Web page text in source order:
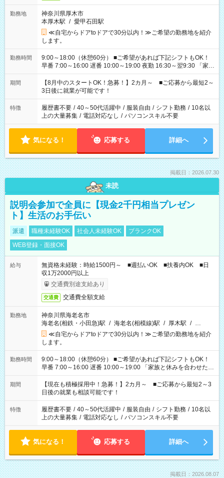
勤務地
神奈川県厚木市
本厚木駅 / 愛甲石田駅
≪自宅からドアtoドアで30分以内！≫ご希望の勤務地を紹介
します。
勤務時間
9:00～18:00（休憩60分） ■ご希望があれば下記シフトもOK！
早番 7:00～16:00 遅番 10:00～19:00 夜勤 16:30～翌9:30 「家族
と休みを合わせたい」 「余裕を持って夕飯の準備がしたい」
「できれば残業はしたくない」 など、ご希望を教えてください
ね。 ※Wワーク希望の方へ 今ご覧のお仕事で希望する勤務時間
と、もう1つのお仕事の勤務時間。 合計で週40時間を超える場
合は応募できません。
期間
【8月中のスタートOK！急募！】2カ月～ ■ご応募から最短2～
3日後に就業が可能です！
特徴 履歴書不要 / 40～50代活躍中 / 服装自由 / シフト勤務 / 10名以
上の大量募集 / 電話対応なし / パソコンスキル不要
気になる！ 応募する 詳細へ
掲載日：2026.07.30
未読
説明会参加で全員に【現金2千円相当プレゼン
ト】生活のお手伝い
派遣 職種未経験OK 社会人未経験OK
ブランクOK
WEB登録・面接OK
給与
無資格未経験：時給1500円～ ■週払いOK ■扶養内OK ■日
収1万2000円以上
交通費別途支給あり
交通費 交通費全額支給
勤務地
神奈川県海老名市
海老名(相鉄・小田急)駅 / 海老名(相模線)駅 / 厚木駅 / …
≪自宅からドアtoドアで30分以内！≫ご希望の勤務地を紹介
します。
勤務時間
9:00～18:00（休憩60分） ■ご希望があれば下記シフトもOK！
早番 7:00～16:00 遅番 10:00～19:00 「家族と休みを合わせた
い」 「余裕を持って夕飯の準備がしたい」 「できれば残業はし
たくない」 など、ご希望を教えてくださいね。 ※Wワーク希望
の方へ 今ご覧のお仕事で希望する勤務時間と、もう1つのお仕事
の勤務時間。 合計で週40時間を超える場合は応募できません。
期間
【現在も積極採用中！急募！】2カ月～ ■ご応募から最短2～3
日後の就業も相談可能です！
特徴 履歴書不要 / 40～50代活躍中 / 服装自由 / シフト勤務 / 10名以
上の大量募集 / 電話対応なし / パソコンスキル不要
気になる！ 応募する 詳細へ
掲載日：2026.08.07